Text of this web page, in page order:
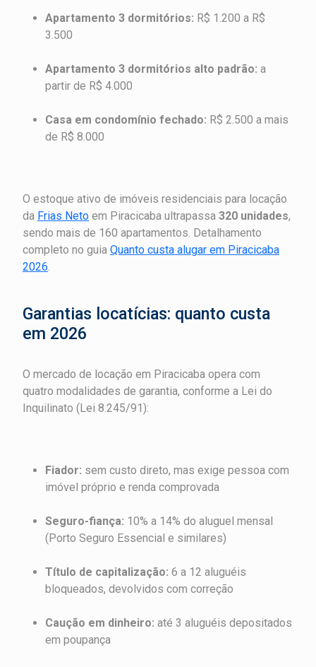
Apartamento 3 dormitórios: R$ 1.200 a R$
3.500
Apartamento 3 dormitórios alto padrão: a
partir de R$ 4.000
Casa em condomínio fechado: R$ 2.500 a mais
de R$ 8.000
O estoque ativo de imóveis residenciais para locação
da Frias Neto em Piracicaba ultrapassa 320 unidades,
sendo mais de 160 apartamentos. Detalhamento
completo no guia Quanto custa alugar em Piracicaba
2026.
Garantias locatícias: quanto custa
em 2026
O mercado de locação em Piracicaba opera com
quatro modalidades de garantia, conforme a Lei do
Inquilinato (Lei 8.245/91):
Fiador: sem custo direto, mas exige pessoa com
imóvel próprio e renda comprovada
Seguro-fiança: 10% a 14% do aluguel mensal
(Porto Seguro Essencial e similares)
Título de capitalização: 6 a 12 aluguéis
bloqueados, devolvidos com correção
Caução em dinheiro: até 3 aluguéis depositados
em poupança